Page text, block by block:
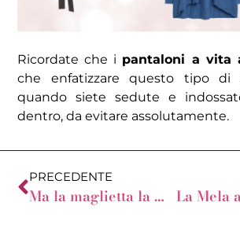
Ricordate che i pantaloni a vita
che enfatizzare questo tipo di
quando siete sedute e
dentro, da evitare assolutamente.
PRECEDENTE
Ma la maglietta la metto dentro o fuori?